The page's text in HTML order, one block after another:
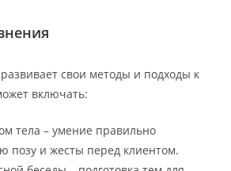
свои методы и подходы к
включать:
тела – умение правильно
позу и жесты перед клиентом.